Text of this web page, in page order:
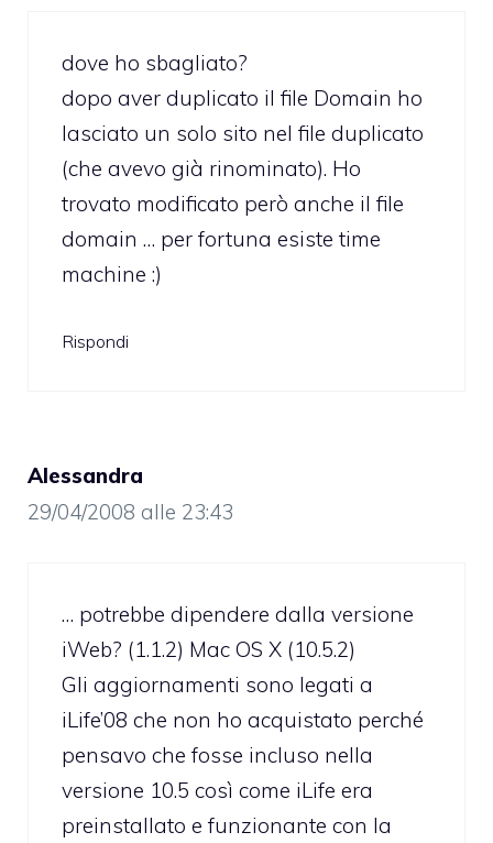
dove ho sbagliato?
dopo aver duplicato il file Domain ho
lasciato un solo sito nel file duplicato
(che avevo già rinominato). Ho
trovato modificato però anche il file
domain … per fortuna esiste time
machine :)
Rispondi
Alessandra
29/04/2008 alle 23:43
… potrebbe dipendere dalla versione
iWeb? (1.1.2) Mac OS X (10.5.2)
Gli aggiornamenti sono legati a
iLife’08 che non ho acquistato perché
pensavo che fosse incluso nella
versione 10.5 così come iLife era
preinstallato e funzionante con la